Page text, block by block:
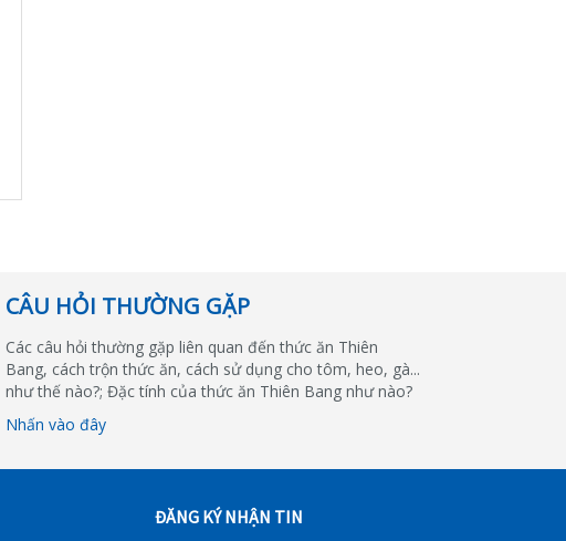
CÂU HỎI THƯỜNG GẶP
Các câu hỏi thường gặp liên quan đến thức ăn Thiên
Bang, cách trộn thức ăn, cách sử dụng cho tôm, heo, gà...
như thế nào?; Đặc tính của thức ăn Thiên Bang như nào?
Nhấn vào đây
ĐĂNG KÝ NHẬN TIN